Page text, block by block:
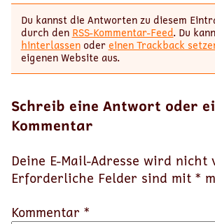
Du kannst die Antworten zu diesem
durch den RSS-Kommentar-Feed. Du
hinterlassenodereinen Trackback
eigenen Website aus.
Schreib eine Antwort oder
Kommentar
Deine E-Mail-Adresse wird
Erforderliche Felder sind mit *
Kommentar *